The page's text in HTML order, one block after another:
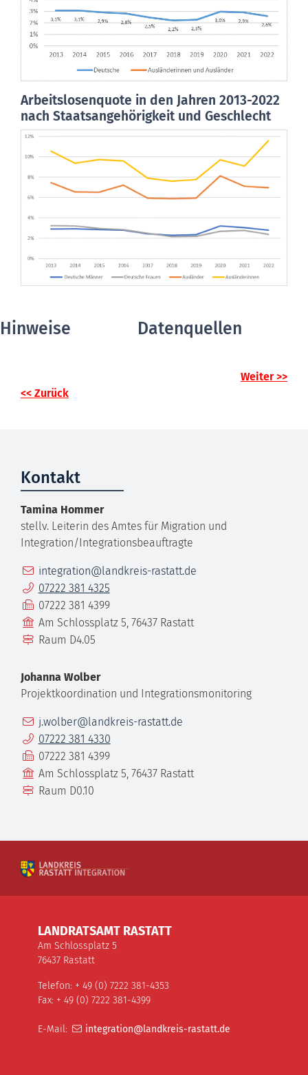
Arbeitslosenquote in den Jahren 2013-2022
nach Staatsangehörigkeit und Geschlecht
Hinweise Datenquellen
Weiter >>
<< Zurück
Kontakt
Tamina Hommer
stellv. Leiterin des Amtes für Migration und
Integration/Integrationsbeauftragte
E-Mailintegration@landkreis-rastatt.de
Telefon07222 381 4325
Fax 07222 381 4399
Gebäude
Am Schlossplatz 5, 76437 Rastatt
Raum D4.05
Johanna Wolber
Projektkoordination und Integrationsmonitoring
E-Mailj.wolber@landkreis-rastatt.de
Telefon07222 381 4330
Fax 07222 381 4399
Gebäude
Am Schlossplatz 5, 76437 Rastatt
Raum D0.10
LANDRATSAMT RASTATT
Am Schlossplatz 5
76437 Rastatt
Telefon: + 49 (0) 7222 381-4353
Fax: + 49 (0) 7222 381-4399
E-Mail: integration@landkreis-rastatt.de